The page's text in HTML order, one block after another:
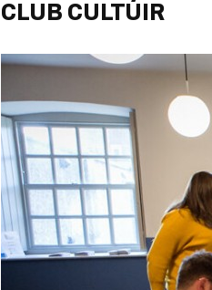
CLUB CULTÚIR